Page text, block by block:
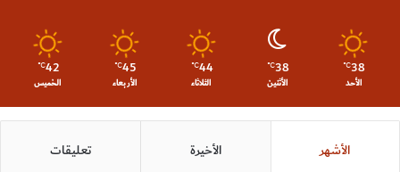
38
℃
الأحد
38
℃
الأثنين
44
℃
الثلاثاء
45
℃
الأربعاء
42
℃
الخميس
الأشهر الأخيرة تعليقات